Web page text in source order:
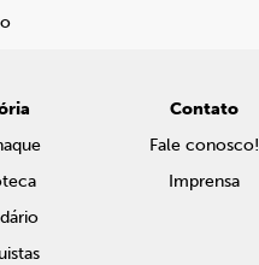
Contato
Fale conosco!
Imprensa